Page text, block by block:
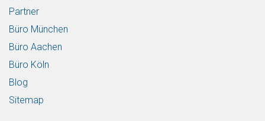
Partner
Büro München
Büro Aachen
Büro Köln
Blog
Sitemap